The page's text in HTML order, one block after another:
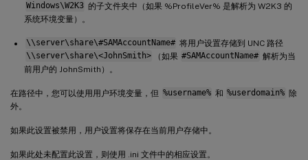
Windows\W2K3 的子文件夹中（如果 %ProfileVer% 是解析为 W2K3 的
系统环境变量）。
\\server\share\#SAMAccountName# 将用户设置存储到 UNC 路径
\\server\share\<JohnSmith>
（如果 #SAMAccountName# 解析为当
前用户的 JohnSmith）。
在路径中，您可以使用用户环境变量，但 %username% 和 %userdomain% 除
外。
如果此设置被禁用，用户设置将保存在当前用户存储中。
如果此处未配置此设置，则使用 .ini 文件中的相应设置。